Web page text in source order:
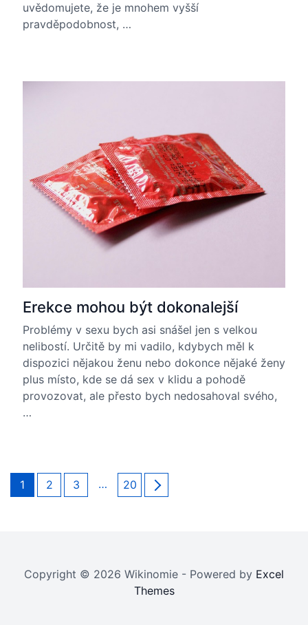
uvědomujete, že je mnohem vyšší
pravděpodobnost, …
Erekce mohou být dokonalejší
Problémy v sexu bych asi snášel jen s velkou
nelibostí. Určitě by mi vadilo, kdybych měl k
dispozici nějakou ženu nebo dokonce nějaké ženy
plus místo, kde se dá sex v klidu a pohodě
provozovat, ale přesto bych nedosahoval svého,
…
Stránkování
příspěvků
Page
1 Page
2 Page
3 … Page
20
Copyright © 2026 Wikinomie - Powered by Excel
Themes